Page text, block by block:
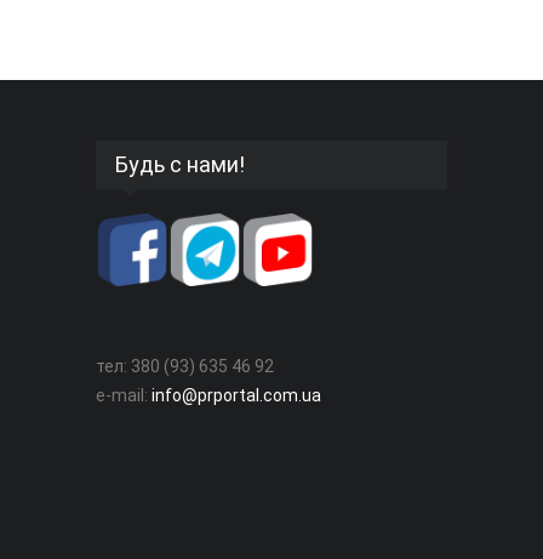
Будь с нами!
тел: 380 (93) 635 46 92
e-mail: info@prportal.com.ua